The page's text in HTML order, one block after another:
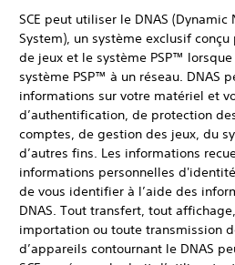
SCE peut utiliser le DNAS
System), un système exclusif
de jeux et le système PSP™
système PSP™ à un réseau. DNAS
informations sur votre matériel et
d’authentification, de protection
comptes, de gestion des jeux, du
d’autres fins. Les informations
informations personnelles
de vous identifier à l’aide des
DNAS. Tout transfert, tout
importation ou toute transmission
d’appareils contournant le DNAS